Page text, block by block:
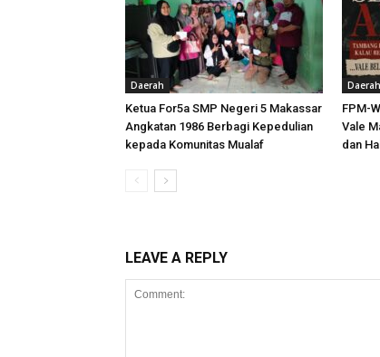
Daerah
Ketua For5a SMP Negeri 5 Makassar
Angkatan 1986 Berbagi Kepedulian
kepada Komunitas Mualaf
Daerah
FPM-
Vale
dan
LEAVE A REPLY